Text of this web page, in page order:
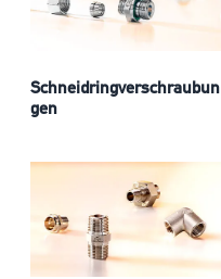
Schneidringverschraubun
gen